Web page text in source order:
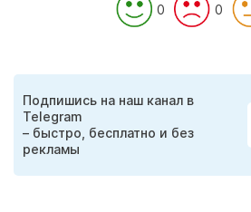
0 0
Подпишись на наш канал в
Telegram
– быстро, бесплатно и без
рекламы